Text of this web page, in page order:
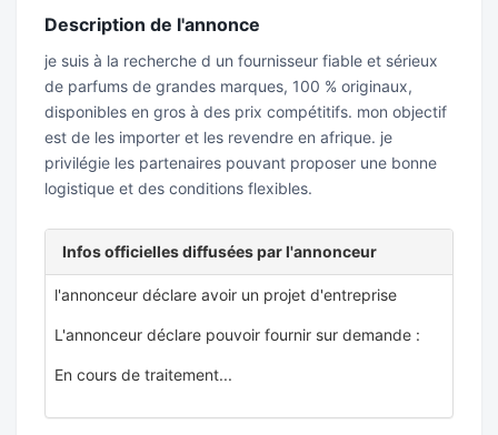
Description de l'annonce
je suis à la recherche d un fournisseur fiable et sérieux
de parfums de grandes marques, 100 % originaux,
disponibles en gros à des prix compétitifs. mon objectif
est de les importer et les revendre en afrique. je
privilégie les partenaires pouvant proposer une bonne
logistique et des conditions flexibles.
Infos officielles diffusées par l'annonceur
l'annonceur déclare avoir un projet d'entreprise
L'annonceur déclare pouvoir fournir sur demande :
En cours de traitement...